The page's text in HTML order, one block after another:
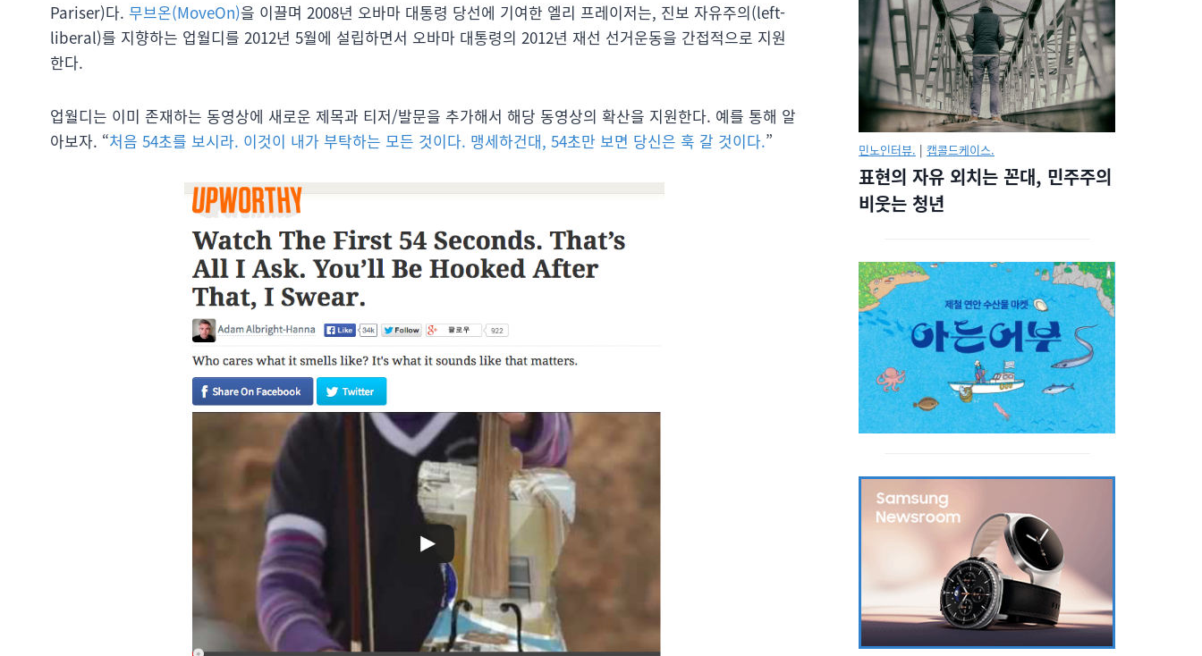
Pariser)다. 무브온(MoveOn)을 이끌며 2008년 오바마 대통령 당선에 기여한 엘리 프레이저는, 진보 자유주의(left-
liberal)를 지향하는 업월디를 2012년 5월에 설립하면서 오바마 대통령의 2012년 재선 선거운동을 간접적으로 지원
한다.
업월디는 이미 존재하는 동영상에 새로운 제목과 티저/발문을 추가해서 해당 동영상의 확산을 지원한다. 예를 통해 알
아보자. “처음 54초를 보시라. 이것이 내가 부탁하는 모든 것이다. 맹세하건대, 54초만 보면 당신은 훅 갈 것이다.” 민노인터뷰. | 캡콜드케이스.
표현의 자유 외치는 꼰대, 민주주의
비웃는 청년